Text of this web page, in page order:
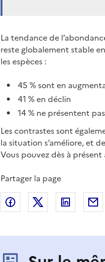
La tendance de
reste globalement stable
les espèces :
45 % sont en
41 % en déclin
14 % ne présentent
Les contrastes sont
la situation s’améliore, et
Vous pouvez dès à
Partager la page
Partager sur Facebook
Partager sur X